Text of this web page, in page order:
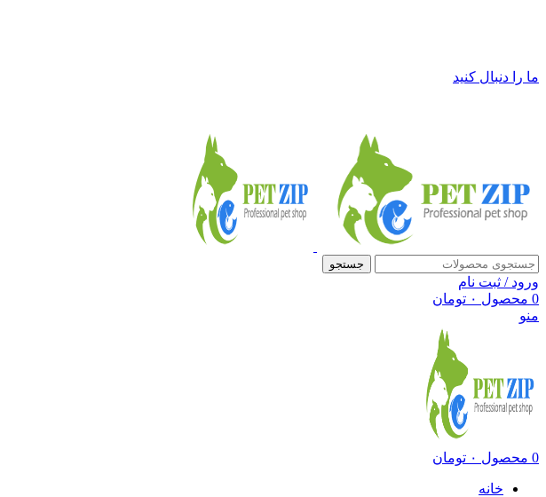
ما را دنبال کنید
جستجو
ورود / ثبت نام
0 محصول ۰ تومان
منو
0 محصول ۰ تومان
خانه